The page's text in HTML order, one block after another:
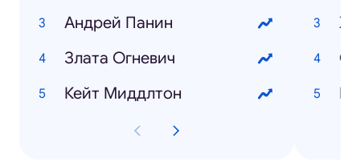
Андрей Панин
Злата Огневич
Кейт Миддлтон